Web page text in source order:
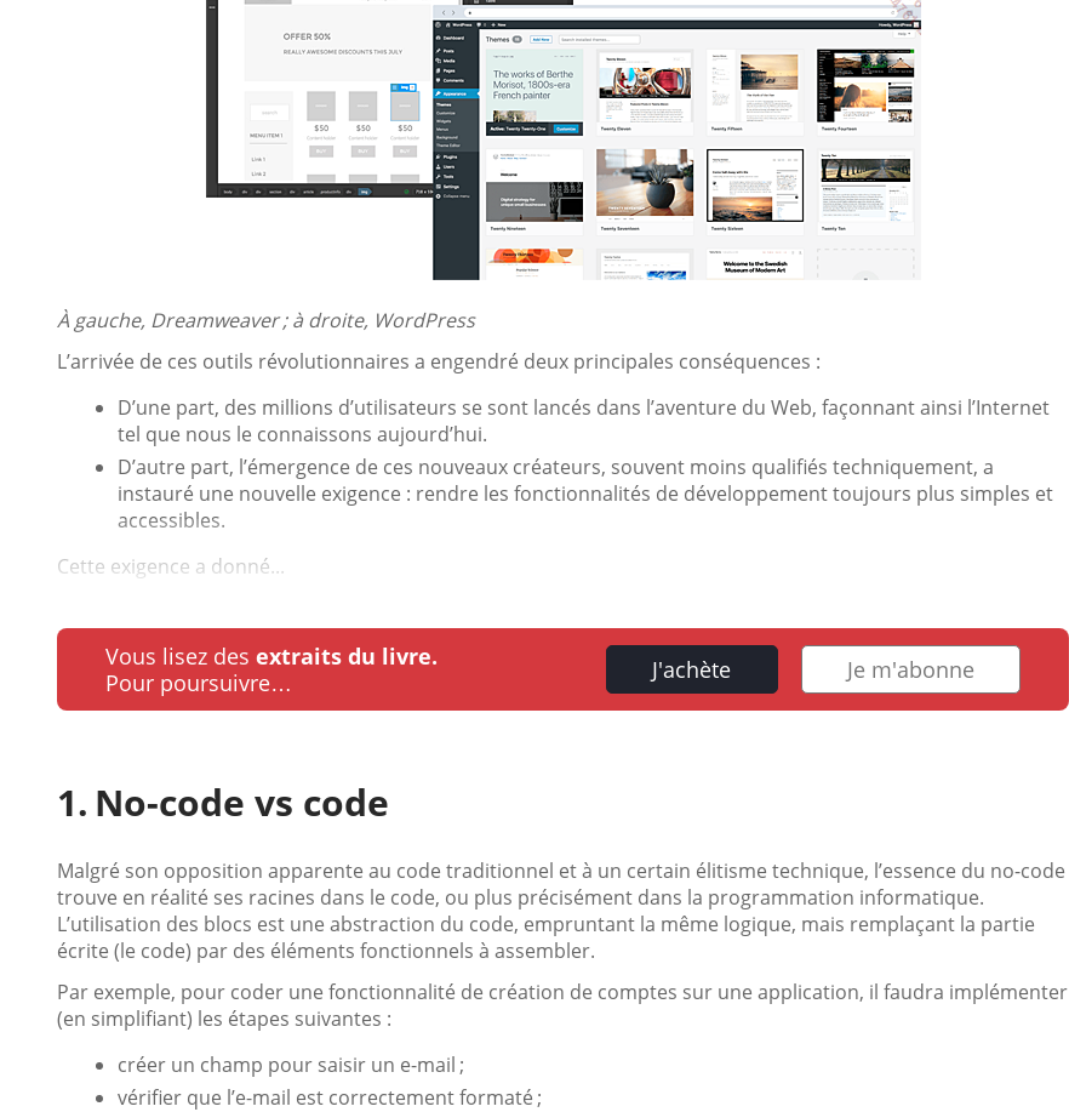
À gauche, Dreamweaver ; à droite, WordPress
L’arrivée de ces outils révolutionnaires a engendré deux principales conséquences :
D’une part, des millions d’utilisateurs se sont lancés dans l’aventure du Web, façonnant ainsi l’Internet
tel que nous le connaissons aujourd’hui.
D’autre part, l’émergence de ces nouveaux créateurs, souvent moins qualifiés techniquement, a
instauré une nouvelle exigence : rendre les fonctionnalités de développement toujours plus simples et
accessibles.
Cette exigence a donné...
Vous lisez des extraits du livre.
Pour poursuivre…
J'achète Je m'abonne
No-code vs code
Malgré son opposition apparente au code traditionnel et à un certain élitisme technique, l’essence du no-code
trouve en réalité ses racines dans le code, ou plus précisément dans la programmation informatique.
L’utilisation des blocs est une abstraction du code, empruntant la même logique, mais remplaçant la partie
écrite (le code) par des éléments fonctionnels à assembler.
Par exemple, pour coder une fonctionnalité de création de comptes sur une application, il faudra implémenter
(en simplifiant) les étapes suivantes :
créer un champ pour saisir un e-mail ;
vérifier que l’e-mail est correctement formaté ;